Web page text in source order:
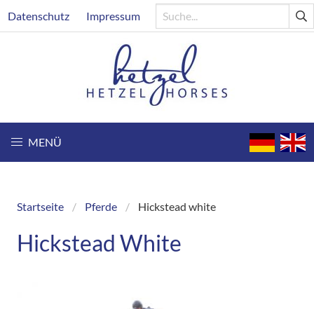
zum
Header
Datenschutz Impressum
MENÜ
Breadcrumb
Startseite Pferde Hickstead white
Hickstead White